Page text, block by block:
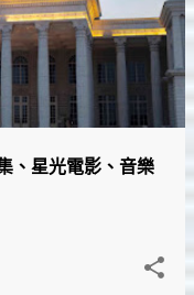
、星光電影、音樂